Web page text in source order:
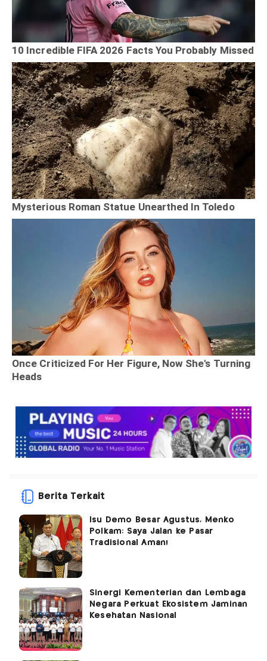
Berita Terkait
Isu Demo Besar Agustus, Menko
Polkam: Saya Jalan ke Pasar
Tradisional Aman!
Sinergi Kementerian dan Lembaga
Negara Perkuat Ekosistem Jaminan
Kesehatan Nasional